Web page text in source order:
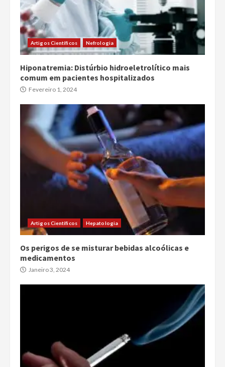
Artigos Científicos Nefrologia
Hiponatremia: Distúrbio hidroeletrolítico mais
comum em pacientes hospitalizados
Fevereiro 1, 2024
Artigos Científicos Hepatologia
Os perigos de se misturar bebidas alcoólicas e
medicamentos
Janeiro 3, 2024